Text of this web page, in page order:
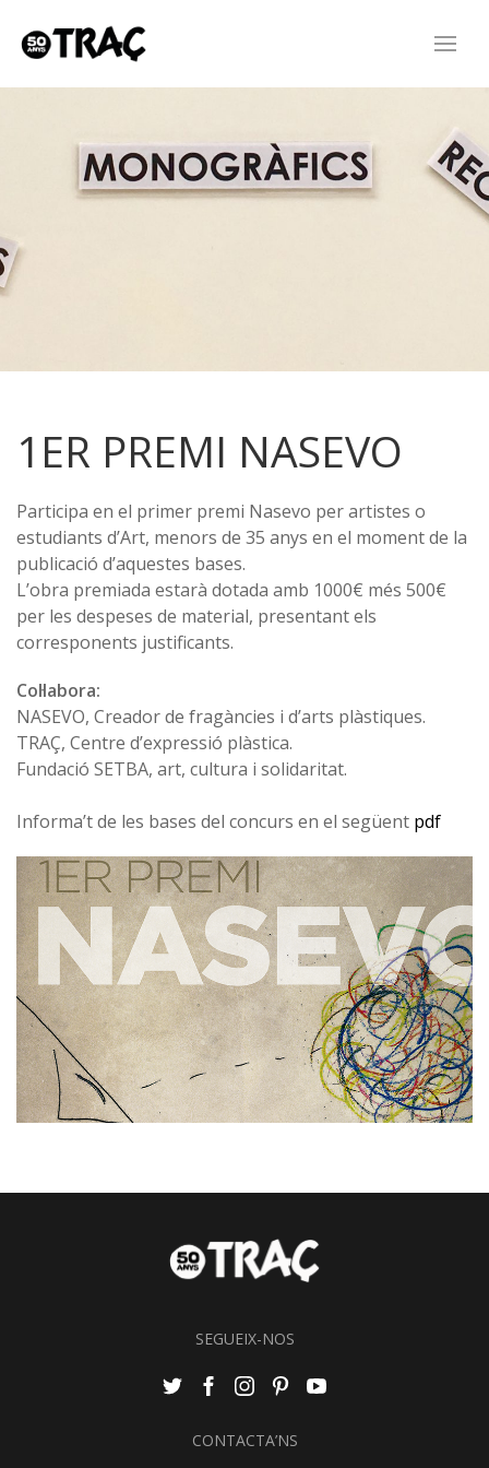
1ER PREMI NASEVO
Participa en el primer premi Nasevo per artistes o
estudiants d’Art, menors de 35 anys en el moment de la
publicació d’aquestes bases.
L’obra premiada estarà dotada amb 1000€ més 500€
per les despeses de material, presentant els
corresponents justificants.
Col·labora:
NASEVO, Creador de fragàncies i d’arts plàstiques.
TRAÇ, Centre d’expressió plàstica.
Fundació SETBA, art, cultura i solidaritat.
Informa’t de les bases del concurs en el següent pdf
SEGUEIX-NOS
CONTACTA’NS